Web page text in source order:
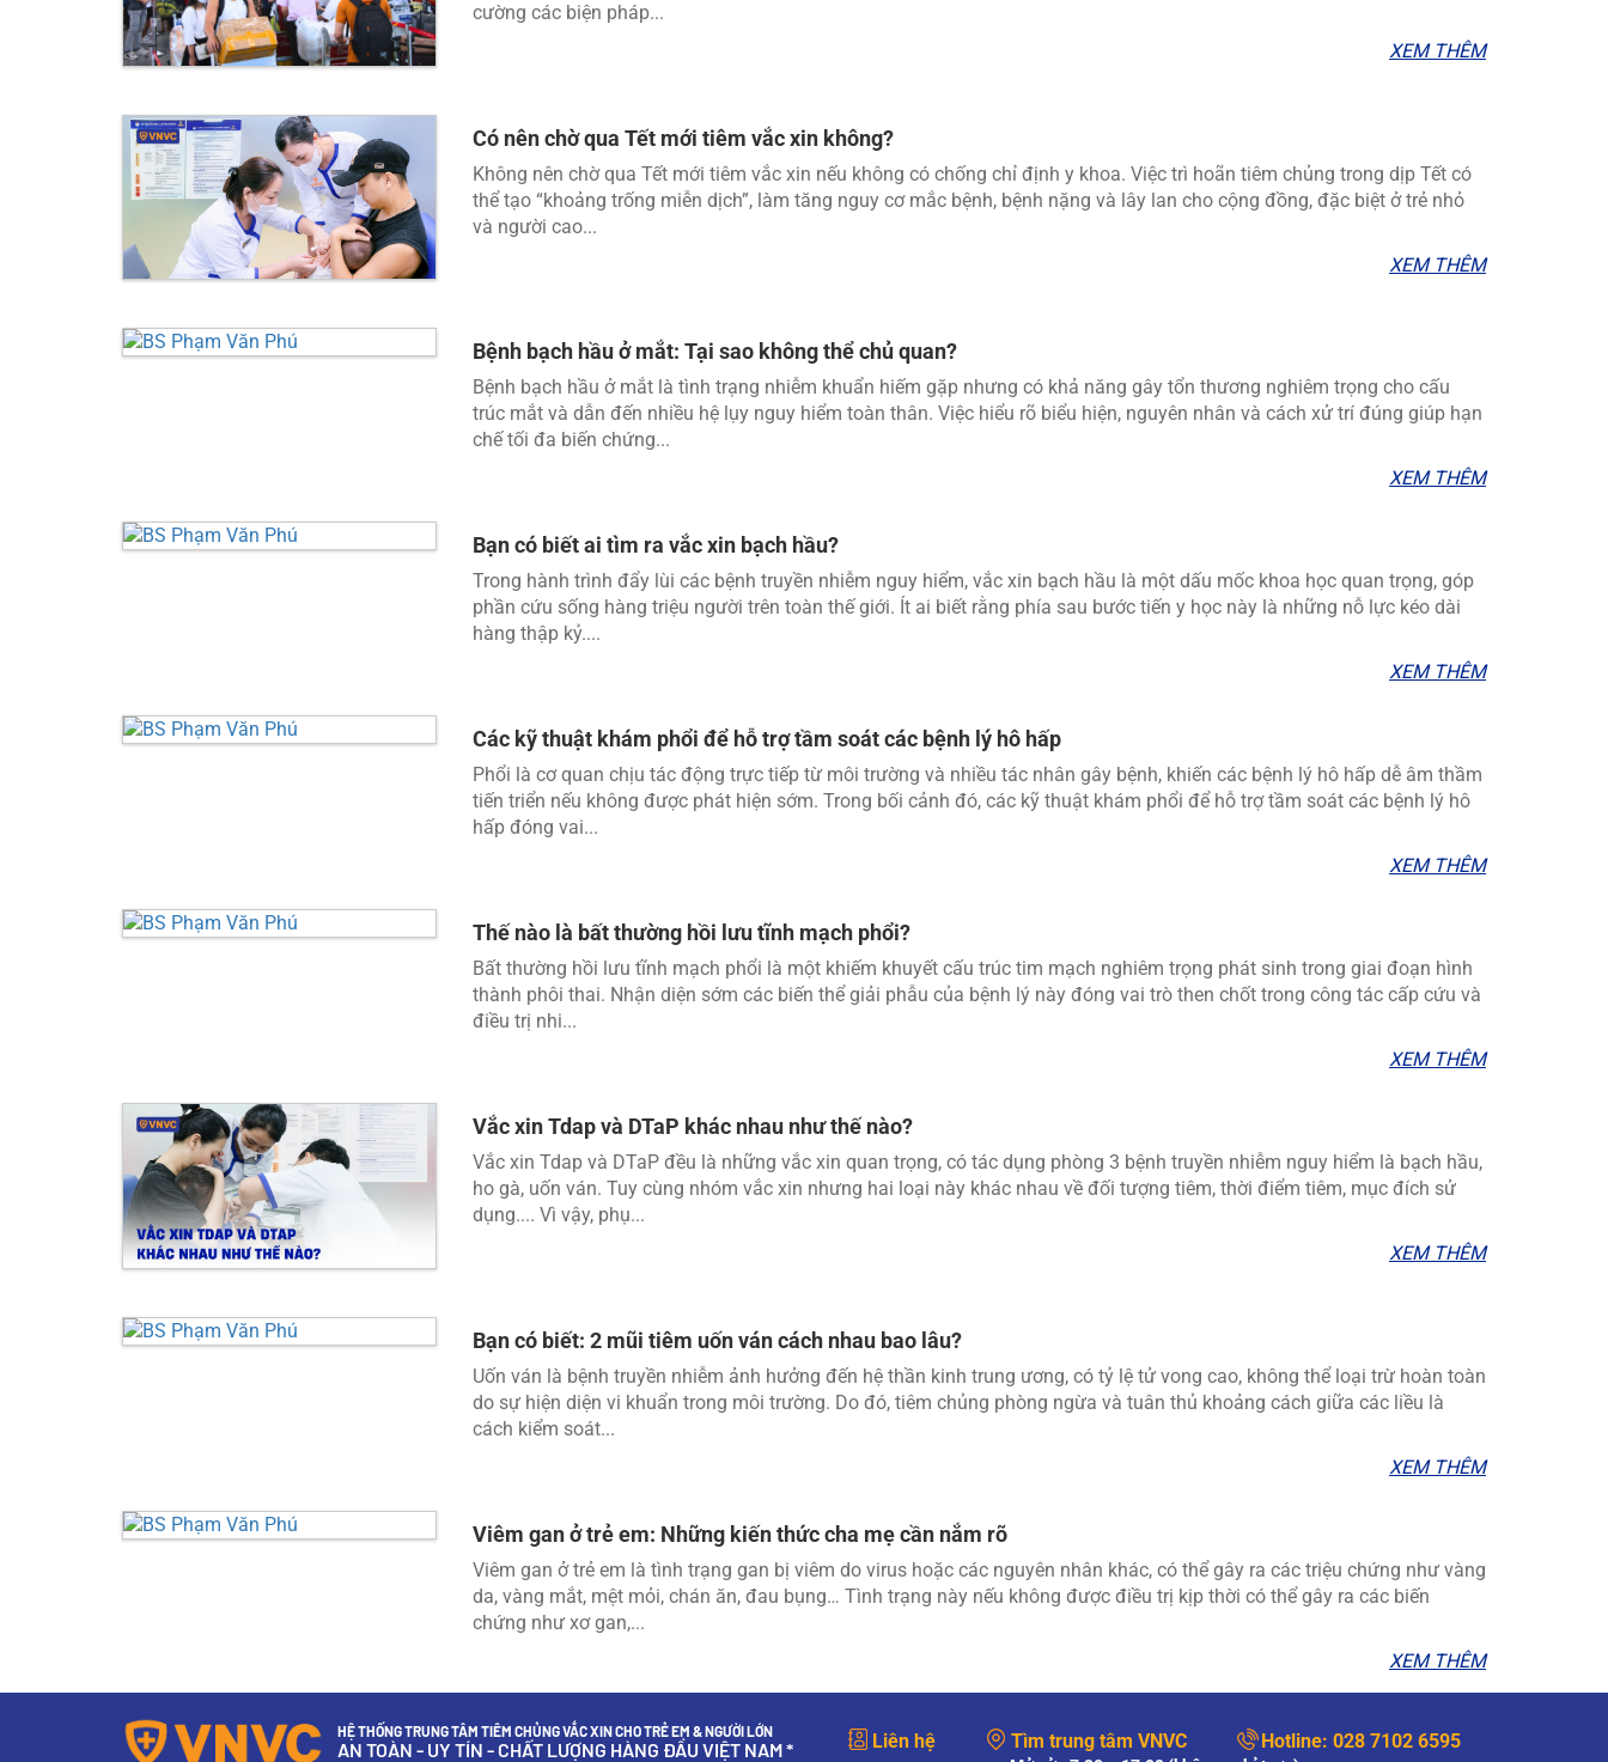
cường các biện pháp...
XEM THÊM
Có nên chờ qua Tết mới tiêm vắc xin không?
Không nên chờ qua Tết mới tiêm vắc xin nếu không có chống chỉ định y khoa. Việc trì hoãn tiêm chủng trong dịp Tết có
thể tạo “khoảng trống miễn dịch”, làm tăng nguy cơ mắc bệnh, bệnh nặng và lây lan cho cộng đồng, đặc biệt ở trẻ nhỏ
và người cao...
XEM THÊM
Bệnh bạch hầu ở mắt: Tại sao không thể chủ quan?
Bệnh bạch hầu ở mắt là tình trạng nhiễm khuẩn hiếm gặp nhưng có khả năng gây tổn thương nghiêm trọng cho cấu
trúc mắt và dẫn đến nhiều hệ lụy nguy hiểm toàn thân. Việc hiểu rõ biểu hiện, nguyên nhân và cách xử trí đúng giúp hạn
chế tối đa biến chứng...
XEM THÊM
Bạn có biết ai tìm ra vắc xin bạch hầu?
Trong hành trình đẩy lùi các bệnh truyền nhiễm nguy hiểm, vắc xin bạch hầu là một dấu mốc khoa học quan trọng, góp
phần cứu sống hàng triệu người trên toàn thế giới. Ít ai biết rằng phía sau bước tiến y học này là những nỗ lực kéo dài
hàng thập kỷ....
XEM THÊM
Các kỹ thuật khám phổi để hỗ trợ tầm soát các bệnh lý hô hấp
Phổi là cơ quan chịu tác động trực tiếp từ môi trường và nhiều tác nhân gây bệnh, khiến các bệnh lý hô hấp dễ âm thầm
tiến triển nếu không được phát hiện sớm. Trong bối cảnh đó, các kỹ thuật khám phổi để hỗ trợ tầm soát các bệnh lý hô
hấp đóng vai...
XEM THÊM
Thế nào là bất thường hồi lưu tĩnh mạch phổi?
Bất thường hồi lưu tĩnh mạch phổi là một khiếm khuyết cấu trúc tim mạch nghiêm trọng phát sinh trong giai đoạn hình
thành phôi thai. Nhận diện sớm các biến thể giải phẫu của bệnh lý này đóng vai trò then chốt trong công tác cấp cứu và
điều trị nhi...
XEM THÊM
Vắc xin Tdap và DTaP khác nhau như thế nào?
Vắc xin Tdap và DTaP đều là những vắc xin quan trọng, có tác dụng phòng 3 bệnh truyền nhiễm nguy hiểm là bạch hầu,
ho gà, uốn ván. Tuy cùng nhóm vắc xin nhưng hai loại này khác nhau về đối tượng tiêm, thời điểm tiêm, mục đích sử
dụng.... Vì vậy, phụ...
XEM THÊM
Bạn có biết: 2 mũi tiêm uốn ván cách nhau bao lâu?
Uốn ván là bệnh truyền nhiễm ảnh hưởng đến hệ thần kinh trung ương, có tỷ lệ tử vong cao, không thể loại trừ hoàn toàn
do sự hiện diện vi khuẩn trong môi trường. Do đó, tiêm chủng phòng ngừa và tuân thủ khoảng cách giữa các liều là
cách kiểm soát...
XEM THÊM
Viêm gan ở trẻ em: Những kiến thức cha mẹ cần nắm rõ
Viêm gan ở trẻ em là tình trạng gan bị viêm do virus hoặc các nguyên nhân khác, có thể gây ra các triệu chứng như vàng
da, vàng mắt, mệt mỏi, chán ăn, đau bụng… Tình trạng này nếu không được điều trị kịp thời có thể gây ra các biến
chứng như xơ gan,...
XEM THÊM
HỆ THỐNG TRUNG TÂM TIÊM CHỦNG VẮC XIN CHO TRẺ EM & NGƯỜI LỚN
AN TOÀN - UY TÍN - CHẤT LƯỢNG HÀNG ĐẦU VIỆT NAM * Liên hệ Tìm trung tâm VNVC Hotline: 028 7102 6595